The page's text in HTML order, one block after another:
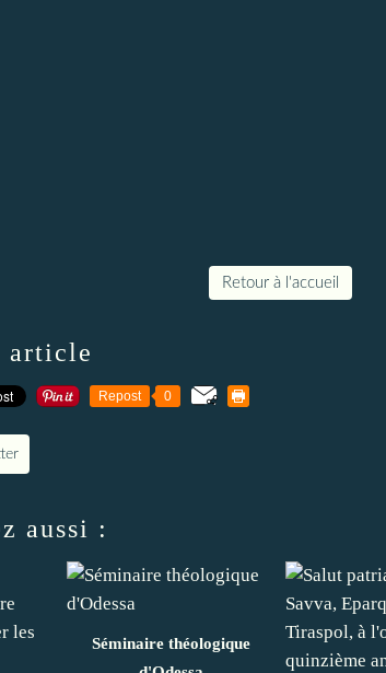
Retour à l'accueil
article
Repost 0
aussi :
Séminaire théologique